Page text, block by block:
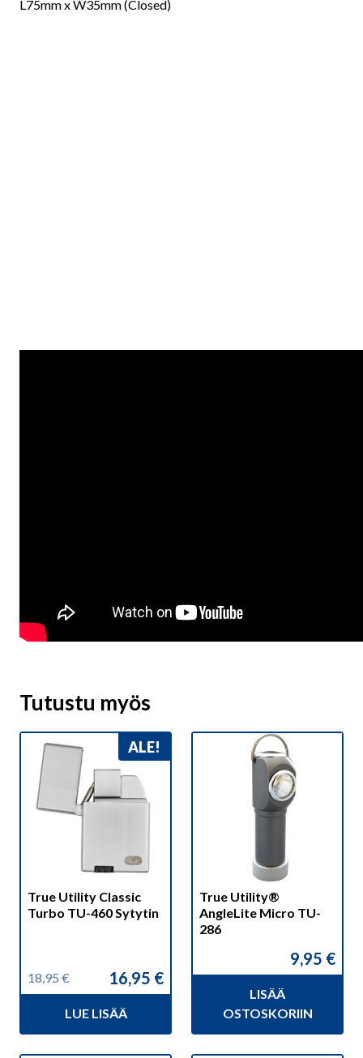
L75mm x W35mm (Closed)
Tutustu myös
ALE!
True Utility Classic
Turbo TU-460 Sytytin
18,95 €
Alkuperäinen
hinta
18,95 €.
16,95 €
Nykyinen
hinta
16,95 €.
LUE LISÄÄ
True Utility®
AngleLite Micro TU-
286
9,95 €
LISÄÄ
OSTOSKORIIN